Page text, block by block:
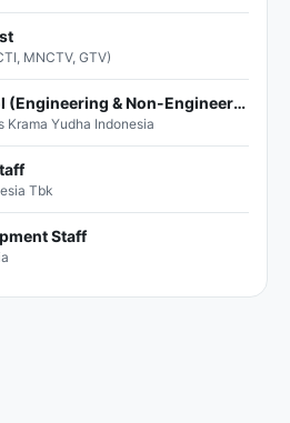
MNCTV, GTV)
MMKI Talent Pool (Engineering & Non-Engineering)
Krama Yudha Indonesia
Tbk
Staff